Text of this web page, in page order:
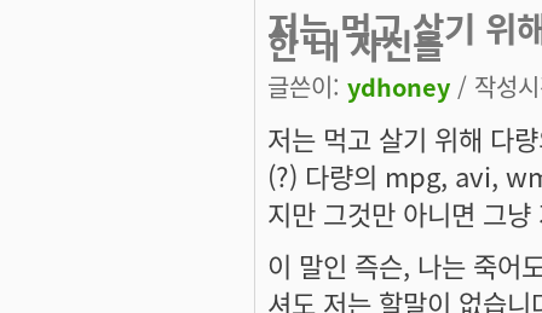
저는 먹고 살기 위
한 내 자신을
글쓴이: ydhoney / 작성
저는 먹고 살기 위해 다
(?) 다량의 mpg, avi,
지만 그것만 아니면 그
이 말인 즉슨, 나는 죽어
셔도 저는 할말이 없습니